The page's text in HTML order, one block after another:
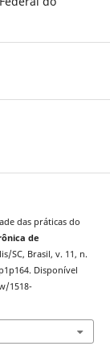
das práticas do
de
SC, Brasil, v. 11, n.
Disponível
1518-